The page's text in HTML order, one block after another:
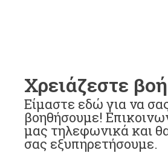
Χρειάζεστε
Είμαστε εδώ για να
βοηθήσουμε!
μας τηλεφωνικά και
σας εξυπηρετήσουμε.